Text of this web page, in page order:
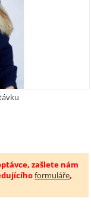
zašlete nám
formuláře,